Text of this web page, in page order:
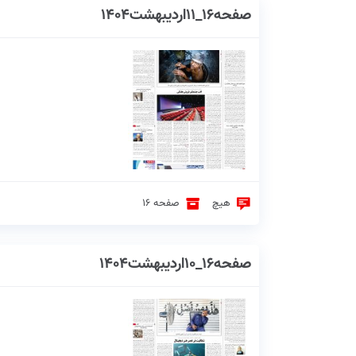
صفحه16_11اردیبهشت1404
هیچ صفحه 16
صفحه16_10اردیبهشت1404